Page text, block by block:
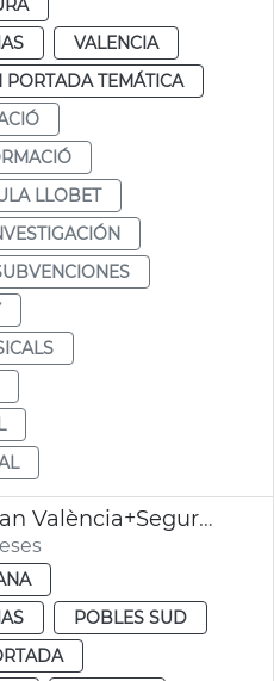
VALENCIA
PORTADA TEMÁTICA
LLOBET
Primer curso del Plan València+Segura en La Torre
POBLES SUD